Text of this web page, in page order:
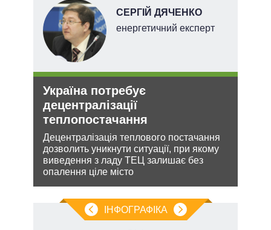
СЕРГІЙ ДЯЧЕНКО
енергетичний експерт
Україна потребує
децентралізації
теплопостачання
Децентралізація теплового постачання
дозволить уникнути ситуації, при якому
виведення з ладу ТЕЦ залишає без
опалення ціле місто
ІНФОГРАФІКА